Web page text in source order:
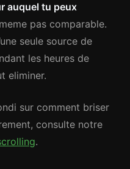
auquel tu peux
pas comparable.
seule source de
les heures de
eliminer.
sur comment briser
consulte notre
.